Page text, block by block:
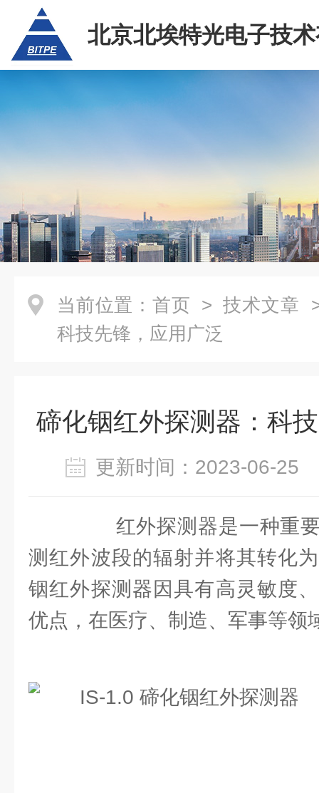
北京北埃特光电子技
任公司
当前位置： 首页 > 技术文章
科技先锋，应用广泛
碲化铟红外探测器：科
更新时间：2023-06-
红外探测器是一种重要
测红外波段的辐射并将其转化
铟红外探测器因具有高灵敏度
优点，在医疗、制造、军事等领